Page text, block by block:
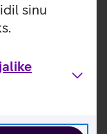
sinu